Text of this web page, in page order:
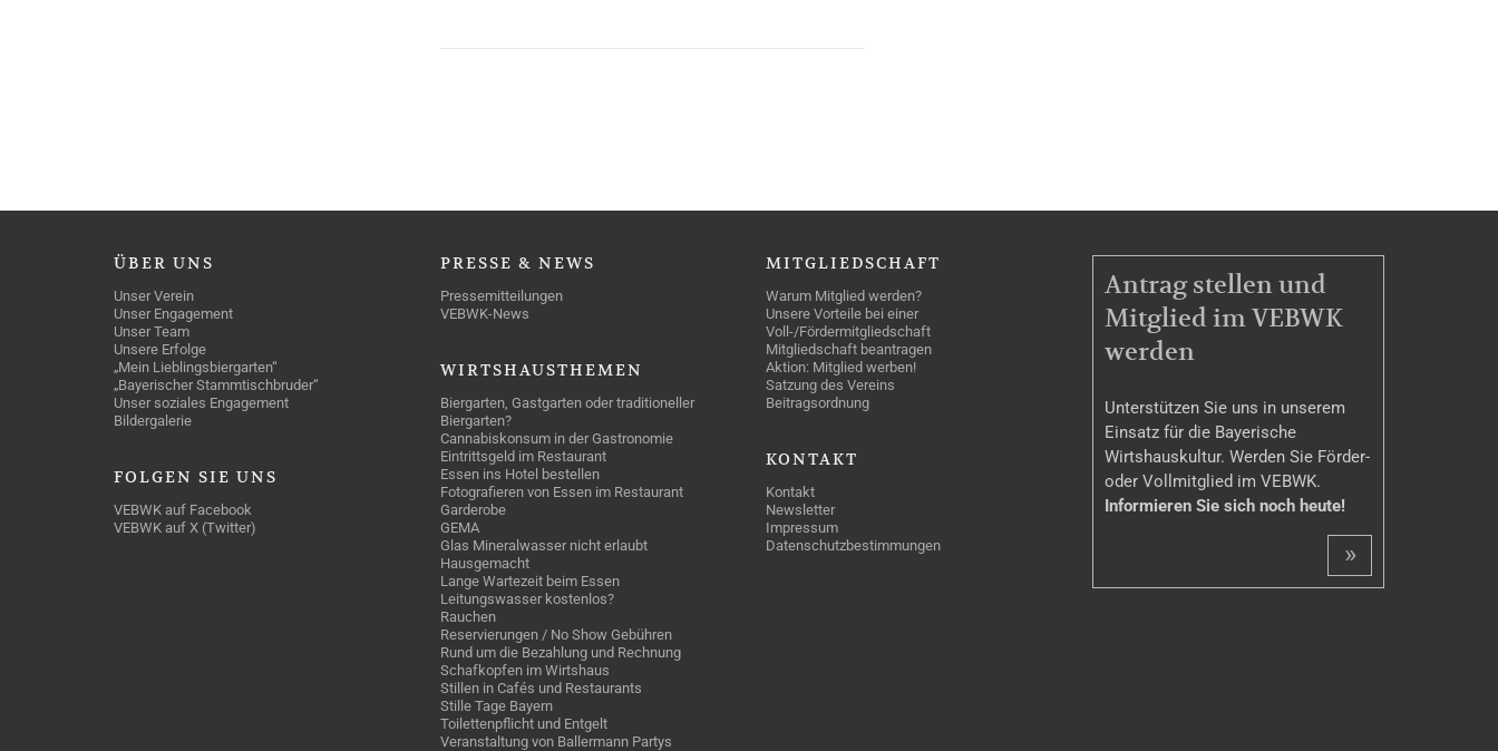
ÜBER UNS
Unser Verein
Unser Engagement
Unser Team
Unsere Erfolge
„Mein Lieblingsbiergarten“
„Bayerischer Stammtischbruder“
Unser soziales Engagement
Bildergalerie
FOLGEN SIE UNS
VEBWK auf Facebook
VEBWK auf X (Twitter)
PRESSE & NEWS
Pressemitteilungen
VEBWK-News
WIRTSHAUSTHEMEN
Biergarten, Gastgarten oder traditioneller
Biergarten?
Cannabiskonsum in der Gastronomie
Eintrittsgeld im Restaurant
Essen ins Hotel bestellen
Fotografieren von Essen im Restaurant
Garderobe
GEMA
Glas Mineralwasser nicht erlaubt
Hausgemacht
Lange Wartezeit beim Essen
Leitungswasser kostenlos?
Rauchen
Reservierungen / No Show Gebühren
Rund um die Bezahlung und Rechnung
Schafkopfen im Wirtshaus
Stillen in Cafés und Restaurants
Stille Tage Bayern
Toilettenpflicht und Entgelt
Veranstaltung von Ballermann Partys
MITGLIEDSCHAFT
Warum Mitglied werden?
Unsere Vorteile bei einer
Voll-/Fördermitgliedschaft
Mitgliedschaft beantragen
Aktion: Mitglied werben!
Satzung des Vereins
Beitragsordnung
KONTAKT
Kontakt
Newsletter
Impressum
Datenschutzbestimmungen
MITGLIEDSCHAFT
Antrag stellen und
Mitglied im VEBWK
werden
Unterstützen Sie uns in unserem
Einsatz für die Bayerische
Wirtshauskultur. Werden Sie Förder-
oder Vollmitglied im VEBWK.
Informieren Sie sich noch heute!
»